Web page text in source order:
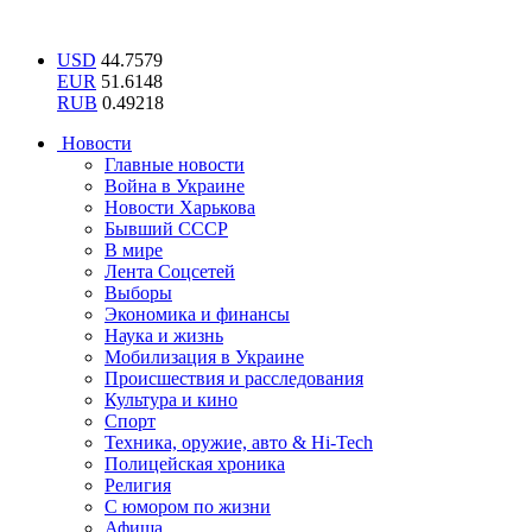
USD 44.7579
EUR 51.6148
RUB 0.49218
Новости
Главные новости
Война в Украине
Новости Харькова
Бывший СССР
В мире
Лента Соцсетей
Выборы
Экономика и финансы
Наука и жизнь
Мобилизация в Украине
Происшествия и расследования
Культура и кино
Спорт
Техника, оружие, авто & Hi-Tech
Полицейская хроника
Религия
С юмором по жизни
Афиша